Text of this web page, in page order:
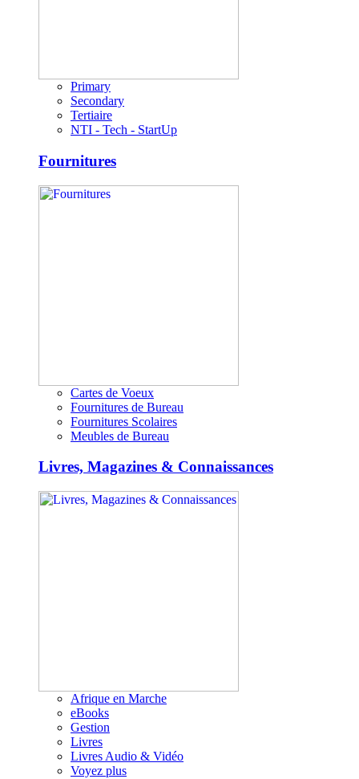
Primary
Secondary
Tertiaire
NTI - Tech - StartUp
Fournitures
Cartes de Voeux
Fournitures de Bureau
Fournitures Scolaires
Meubles de Bureau
Livres, Magazines & Connaissances
Afrique en Marche
eBooks
Gestion
Livres
Livres Audio & Vidéo
Voyez plus